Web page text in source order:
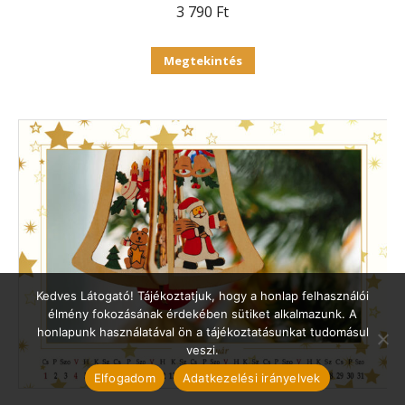
3 790 Ft
Megtekintés
több
variációja
van.
A
változatok
a
termékoldalon
választhatók
ki
Kedves Látogató! Tájékoztatjuk, hogy a honlap felhasználói
élmény fokozásának érdekében sütiket alkalmazunk. A
honlapunk használatával ön a tájékoztatásunkat tudomásul
veszi.
Elfogadom
Adatkezelési irányelvek